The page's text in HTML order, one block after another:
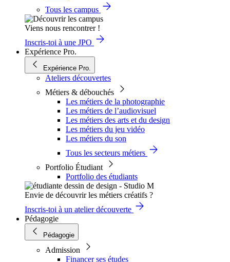
Tous les campus
Viens nous rencontrer !
Inscris-toi à une JPO
Expérience Pro.
Expérience Pro.
Ateliers découvertes
Métiers & débouchés
Les métiers de la photographie
Les métiers de l’audiovisuel
Les métiers des arts et du design
Les métiers du jeu vidéo
Les métiers du son
Tous les secteurs métiers
Portfolio Étudiant
Portfolio des étudiants
Envie de découvrir les métiers créatifs ?
Inscris-toi à un atelier découverte
Pédagogie
Pédagogie
Admission
Financer ses études